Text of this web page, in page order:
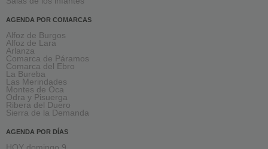
AGENDA POR COMARCAS
Alfoz de Burgos
Alfoz de Lara
Arlanza
Comarca de Páramos
Comarca del Ebro
La Bureba
Las Merindades
Montes de Oca
Odra y Pisuerga
Ribera del Duero
Sierra de la Demanda
AGENDA POR DÍAS